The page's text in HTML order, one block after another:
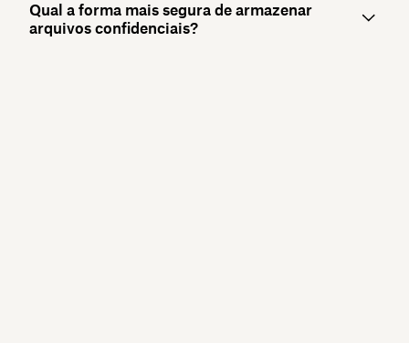
Qual a forma mais segura de armazenar
arquivos confidenciais?